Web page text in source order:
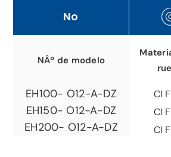
No
NÂº de modelo
EH100- O12-A-DZ
EH150- O12-A-DZ
EH200- O12-A-DZ
CI
CI
CI